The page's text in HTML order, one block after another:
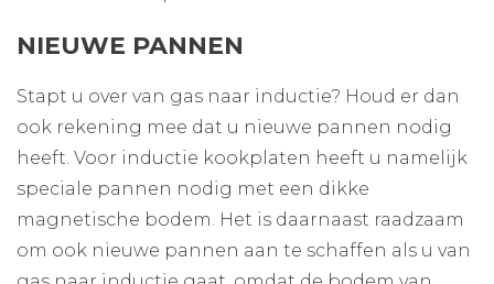
NIEUWE PANNEN
Stapt u over van gas naar inductie? Houd er dan
ook rekening mee dat u nieuwe pannen nodig
heeft. Voor inductie kookplaten heeft u namelijk
speciale pannen nodig met een dikke
magnetische bodem. Het is daarnaast raadzaam
om ook nieuwe pannen aan te schaffen als u van